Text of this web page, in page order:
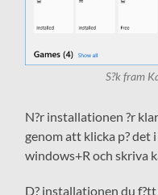
S?k fram
N?r installationen ?r
genom att klicka p?
windows+R och skriva
D? installationen du f?tt